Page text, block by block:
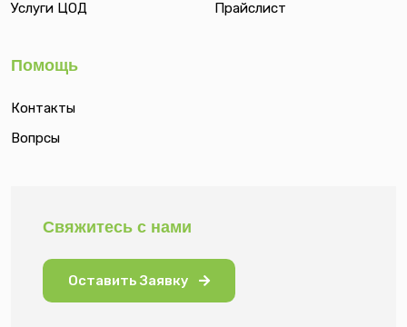
Услуги ЦОД
Прайслист
Помощь
Контакты
Вопрсы
Свяжитесь с нами
Оставить Заявку